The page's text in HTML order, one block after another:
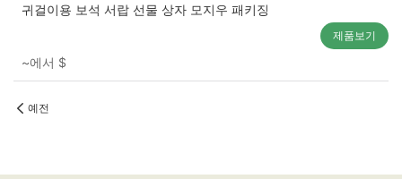
귀걸이용 보석 서랍 선물 상자 모지우 패키징
~에서 $
제품보기
예전